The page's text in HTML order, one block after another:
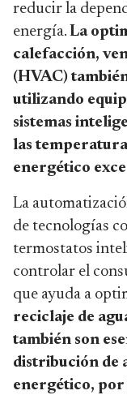
reducir la
energía. La
calefacción,
(HVAC)
utilizando
sistemas
las
energético
La
de tecnologías
termostatos
controlar el
que ayuda a
reciclaje de
también son
distribución de
energético, por